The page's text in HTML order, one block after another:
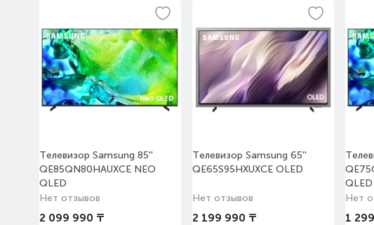
Телевизор Samsung 85''
QE85QN80HAUXCE NEO
QLED
Нет отзывов
2 099 990 ₸
Телевизор Samsung 65''
QE65S95HXUXCE OLED
Нет отзывов
2 199 990 ₸
QLED
Нет
1